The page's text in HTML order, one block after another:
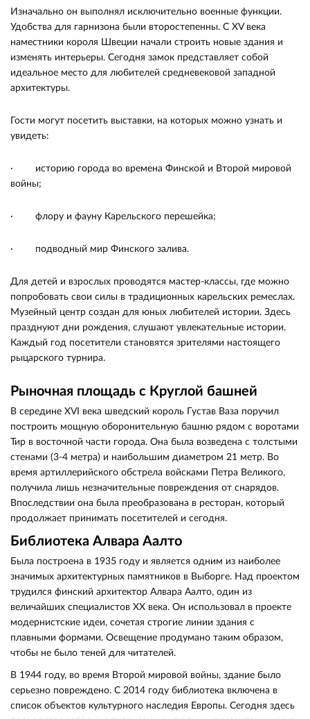
Изначально он выполнял исключительно военные функции.
Удобства для гарнизона были второстепенны. С XV века
наместники короля Швеции начали строить новые здания и
изменять интерьеры. Сегодня замок представляет собой
идеальное место для любителей средневековой западной
архитектуры.
Гости могут посетить выставки, на которых можно узнать и
увидеть:
· историю города во времена Финской и Второй мировой
войны;
· флору и фауну Карельского перешейка;
· подводный мир Финского залива.
Для детей и взрослых проводятся мастер-классы, где можно
попробовать свои силы в традиционных карельских ремеслах.
Музейный центр создан для юных любителей истории. Здесь
празднуют дни рождения, слушают увлекательные истории.
Каждый год посетители становятся зрителями настоящего
рыцарского турнира.
Рыночная площадь с Круглой башней
В середине XVI века шведский король Густав Ваза поручил
построить мощную оборонительную башню рядом с воротами
Тир в восточной части города. Она была возведена с толстыми
стенами (3-4 метра) и наибольшим диаметром 21 метр. Во
время артиллерийского обстрела войсками Петра Великого,
получила лишь незначительные повреждения от снарядов.
Впоследствии она была преобразована в ресторан, который
продолжает принимать посетителей и сегодня.
Библиотека Алвара Аалто
Была построена в 1935 году и является одним из наиболее
значимых архитектурных памятников в Выборге. Над проектом
трудился финский архитектор Алвара Аалто, один из
величайших специалистов XX века. Он использовал в проекте
модернистские идеи, сочетая строгие линии здания с
плавными формами. Освещение продумано таким образом,
чтобы не было теней для читателей.
В 1944 году, во время Второй мировой войны, здание было
серьезно повреждено. С 2014 году библиотека включена в
список объектов культурного наследия Европы. Сегодня здесь